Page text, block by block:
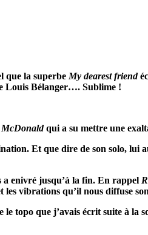
que la superbe My dearest friend
Louis Bélanger…. Sublime !
McDonaldqui a su mettre une
Et que dire de son solo, lui
a enivré jusqu’à la fin. En rappel
les vibrations qu’il nous diffuse
le topo que j’avais écrit suite à la